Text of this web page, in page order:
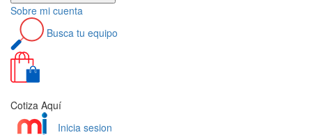
Sobre mi cuenta
Busca tu equipo
Cotiza Aquí
Inicia sesion